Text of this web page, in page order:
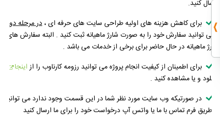
ارسال کنید.
برای کاهش هزینه های اولیه طراحی سایت های حرفه ای ،در مرحله دوم
، می توانید سفارش خود را به صورت شارژ ماهیانه ثبت کنید . البته سفارش های
شارژ ماهیانه در حال حاضر برای برخی از خدمات می باشد .
برای اطمینان از کیفیت انجام پروژه می توانید رزومه کارناوب را ازاینجا
دانلود و یا مشاهده کنید .
در صورتیکه وب سایت مورد نظر شما در این قسمت وجود ندارد می توانید
از طریق فرم تماس با ما یا واتس آپ درخواست خود را برای ما ارسال کنید